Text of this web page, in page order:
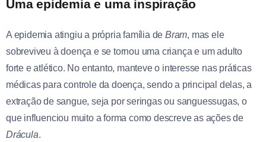
Uma epidemia e uma inspiração
A epidemia atingiu a própria família de Bram, mas ele
sobreviveu à doença e se tornou uma criança e um adulto
forte e atlético. No entanto, manteve o interesse nas práticas
médicas para controle da doença, sendo a principal delas, a
extração de sangue, seja por seringas ou sanguessugas, o
que influenciou muito a forma como descreve as ações de
Drácula.